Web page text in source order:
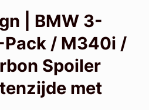
| BMW 3-
Pack / M340i /
Spoiler
met